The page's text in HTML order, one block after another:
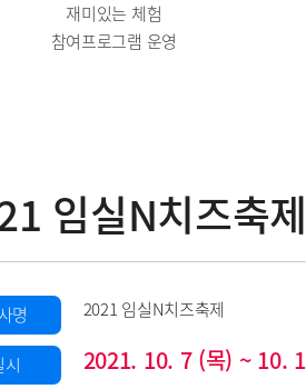
재미있는 체험
참여프로그램 운영
임실N치즈축제
명 2021 임실N치즈축제
시 2021. 10. 7 (목) ~ 10.